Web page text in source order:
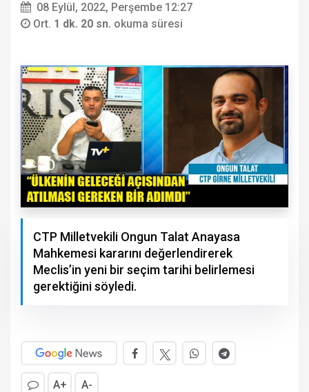
08 Eylül, 2022, Perşembe 12:27
Ort. 1 dk. 20 sn. okuma süresi
CTP Milletvekili Ongun Talat Anayasa
Mahkemesi kararını değerlendirerek
Meclis’in yeni bir seçim tarihi belirlemesi
gerektiğini söyledi.
A+ A-